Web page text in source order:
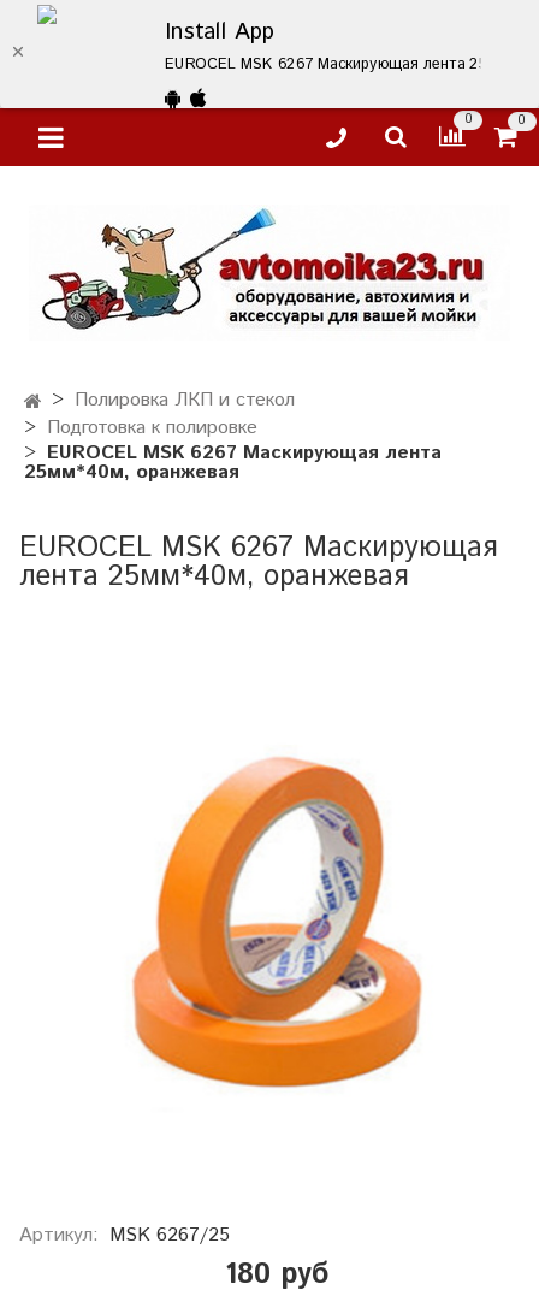
Install App
EUROCEL MSK 6267 Маскирующая лента
0 0
Полировка ЛКП и стекол
Подготовка к полировке
EUROCEL MSK 6267 Маскирующая лента
25мм*40м, оранжевая
EUROCEL MSK 6267 Маскирующая
лента 25мм*40м, оранжевая
Артикул: MSK 6267/25
180 руб